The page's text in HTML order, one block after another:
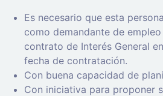
Es necesario que esta
como demandante de
contrato de Interés General
fecha de contratación.
Con buena capacidad de
Con iniciativa para proponer